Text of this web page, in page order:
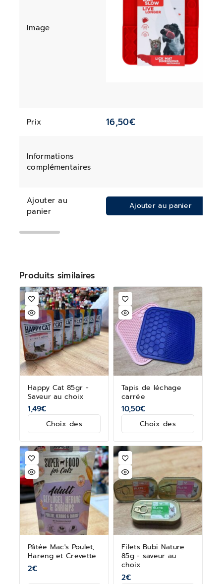
Image
Prix 16,50€
Informations
complémentaires
Ajouter au
panier
Ajouter au panier
Produits similaires
Happy Cat 85gr -
Saveur au choix
1,49€
Choix des
Tapis de léchage
carrée
10,50€
Choix des
Pâtée Mac's Poulet,
Hareng et Crevette
2€
Filets Bubi Nature
85g - saveur au
choix
2€